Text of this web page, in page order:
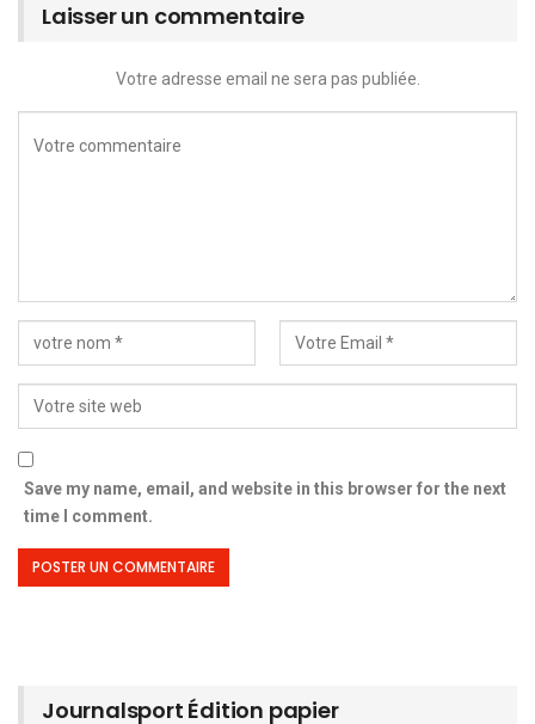
Laisser un commentaire
Votre adresse email ne sera pas publiée.
Save my name, email, and website in this browser for the next
time I comment.
Journalsport Édition papier